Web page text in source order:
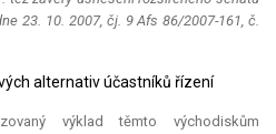
23. 10. 2007, čj. 9 Afs 86/2007-161, č.
alternativ účastníků řízení
výklad těmto východiskům